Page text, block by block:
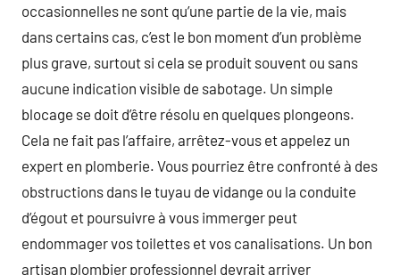
occasionnelles ne sont qu’une partie de la vie, mais
dans certains cas, c’est le bon moment d’un problème
plus grave, surtout si cela se produit souvent ou sans
aucune indication visible de sabotage. Un simple
blocage se doit d’être résolu en quelques plongeons.
Cela ne fait pas l’affaire, arrêtez-vous et appelez un
expert en plomberie. Vous pourriez être confronté à des
obstructions dans le tuyau de vidange ou la conduite
d’égout et poursuivre à vous immerger peut
endommager vos toilettes et vos canalisations. Un bon
artisan plombier professionnel devrait arriver